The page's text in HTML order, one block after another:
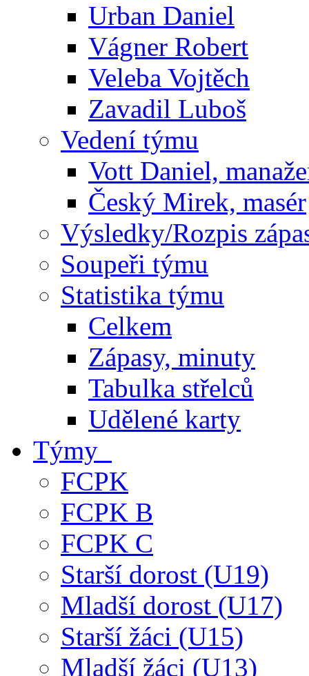
Urban Daniel
Vágner Robert
Veleba Vojtěch
Zavadil Luboš
Vedení týmu
Vott Daniel,
Český Mirek, masér
Výsledky/Rozpis
Soupeři týmu
Statistika týmu
Celkem
Zápasy, minuty
Tabulka střelců
Udělené karty
Týmy
FCPK
FCPK B
FCPK C
Starší dorost (U19)
Mladší dorost (U17)
Starší žáci (U15)
Mladší žáci (U13)